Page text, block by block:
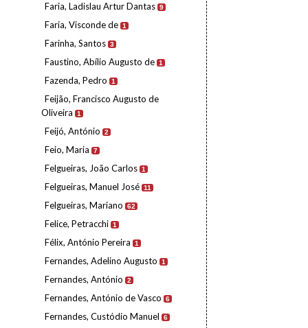
Faria, Ladislau Artur Dantas 9
Faria, Visconde de 1
Farinha, Santos 3
Faustino, Abílio Augusto de 1
Fazenda, Pedro 1
Feijão, Francisco Augusto de
Oliveira
1
Feijó, António 2
Feio, Maria 7
Felgueiras, João Carlos 1
Felgueiras, Manuel José 11
Felgueiras, Mariano 62
Felice, Petracchi 1
Félix, António Pereira 1
Fernandes, Adelino Augusto 1
Fernandes, António 2
Fernandes, António de Vasco 6
Fernandes, Custódio Manuel 6